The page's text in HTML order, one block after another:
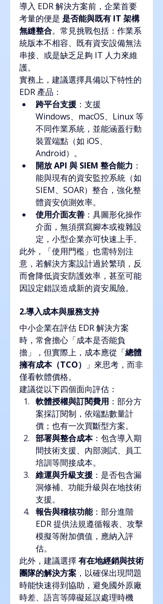
導入 EDR 解決方案前，企業首要
考量的便是 是否能與既有 IT 架構
無縫整合。常見挑戰包括：作業系
統版本不相容、既有資安設備無法
串接、或是缺乏足夠 IT 人力來維
護。
實務上，建議選擇具備以下特性的
EDR 產品：
跨平台支援 ：支援
Windows、macOS、Linux 等
不同作業系統，並能涵蓋行動
裝置端點（如 iOS、
Android）。
開放 API 與 SIEM 整合能力 ：
能與現有的資安監控系統（如
SIEM、SOAR）整合，強化整
體資安偵測效率。
使用介面友善 ：具圖形化操作
介面，無須撰寫腳本或複雜設
定，小型企業亦可快速上手。
此外，「使用門檻」也需特別注
意，若解決方案設計過於繁瑣，反
而會降低資安防護效率，甚至可能
因設定錯誤造成新的資安風險。
2.導入成本與服務支持
中小企業在評估 EDR 解決方案
時，常會擔心「成本是否能負
擔」，但實際上，成本應從「總體
擁有成本（TCO）
」來思考，而非
僅看軟體價格。
建議從以下四個面向評估：
軟體授權與訂閱費用 ：部分方
案採訂閱制，依端點數量計
價；也有一次買斷型方案。
部署與整合成本：包含導入期
間技術支援、內部測試、員工
培訓等間接成本。
維運與升級支援 ：是否包含漏
洞修補、功能升級與在地技術
支援。
報告與稽核功能：部分進階
EDR 提供法規遵循報表、攻擊
模擬等附加價值，應納入評
估。
此外，建議選擇 有在地經銷與技術
團隊的解決方案 ，以確保出現問題
時能快速得到協助，避免國外原廠
時差、語言等障礙延誤處理時機